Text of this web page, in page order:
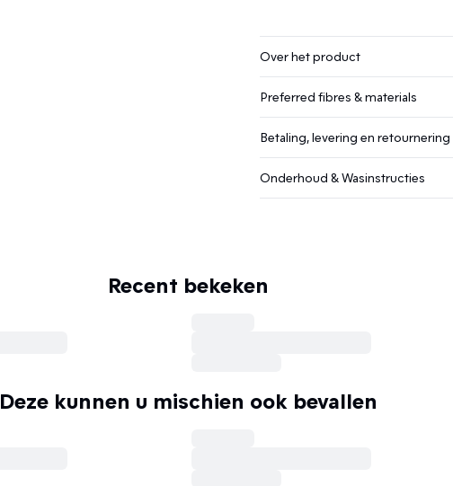
Over het product
Preferred fibres & materials
Betaling, levering en retournering
Onderhoud & Wasinstructies
Recent bekeken
Deze kunnen u mischien ook bevallen